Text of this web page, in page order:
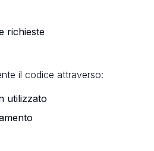
richieste
il codice attraverso:
utilizzato